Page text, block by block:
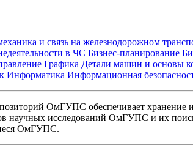
и связь на железнодорожном
в ЧС Бизнес-планирование
Графика Детали машин и основы
Информатика Информационная
ОмГУПС обеспечивает хранение
научных исследований ОмГУПС и их
ОмГУПС.